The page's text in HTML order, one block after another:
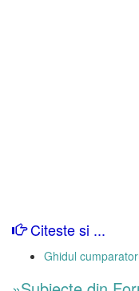
Citeste si ...
Ghidul